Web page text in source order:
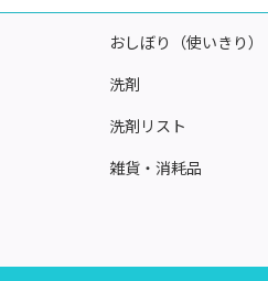
おしぼり（使いきり）
洗剤
洗剤リスト
雑貨・消耗品